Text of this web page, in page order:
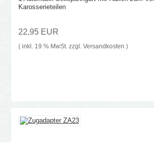
Karosserieteilen
22,95 EUR
( inkl. 19 % MwSt. zzgl. Versandkosten )